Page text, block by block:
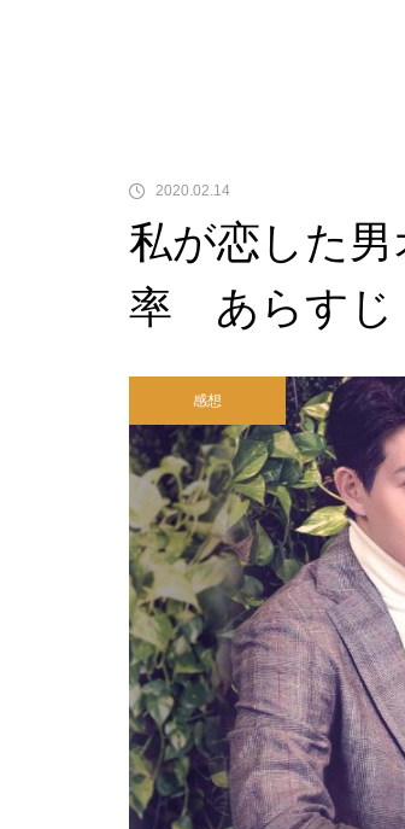
2020.02.14
私が恋した
率 あらす
感想